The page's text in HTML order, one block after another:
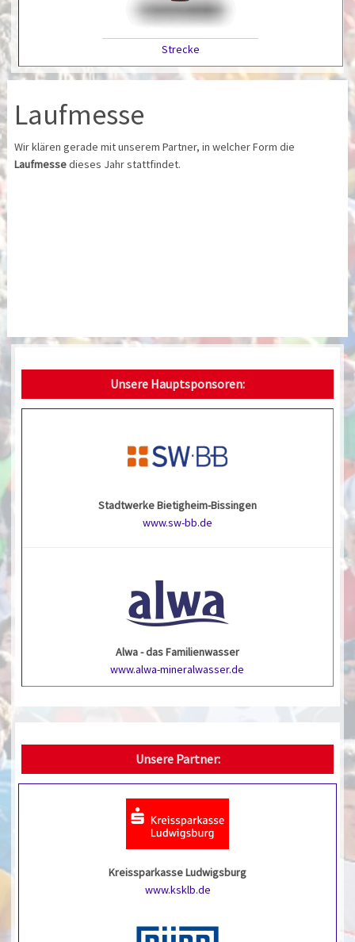
Strecke
Laufmesse
Wir klären gerade mit unserem Partner, in welcher Form die
Laufmessedieses Jahr stattfindet.
Unsere Hauptsponsoren:
Stadtwerke Bietigheim-Bissingen
www.sw-bb.de
Alwa - das Familienwasser
www.alwa-mineralwasser.de
Unsere Partner:
Kreissparkasse Ludwigsburg
www.ksklb.de